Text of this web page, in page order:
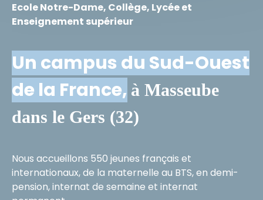
Ecole Notre-Dame, Collège, Lycée et
Enseignement supérieur
Un campus du Sud-Ouest
de la France, à Masseube
dans le Gers (32)
Nous accueillons 550 jeunes français et
internationaux, de la maternelle au BTS, en demi-
pension, internat de semaine et internat